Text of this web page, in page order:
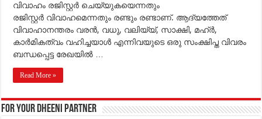
വിവാഹം രജിസ്റ്റര്‍ ചെയ്യുകയെന്നതും
രജിസ്റ്റര്‍ വിവാഹമെന്നതും രണ്ടും രണ്ടാണ്. ആദ്യത്തേത്
വിവാഹാനന്തരം വരന്‍, വധു, വലിയ്യ്, സാക്ഷി, മഹ്ര്‍,
കാര്‍മികത്വം വഹിച്ചയാള്‍ എന്നിവയുടെ ഒരു സംക്ഷിപ്ത വിവരം
ബന്ധപ്പെട്ട രേഖയില്‍ …
Read More »
For your Dheeni Partner